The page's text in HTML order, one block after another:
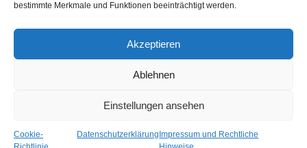
bestimmte Merkmale und Funktionen beeinträchtigt werden.
Akzeptieren
Ablehnen
Einstellungen ansehen
Cookie-
Datenschutzerklärung Impressum und Rechtliche
with
using WordPress andKubio